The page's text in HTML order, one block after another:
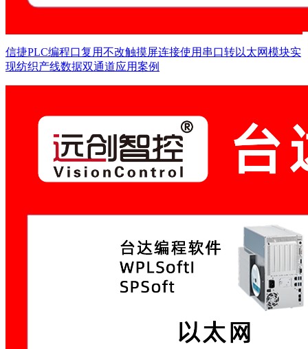
信捷PLC编程口复用不改触摸屏连接使用串口转以太网模块实
现纺织产线数据双通道应用案例